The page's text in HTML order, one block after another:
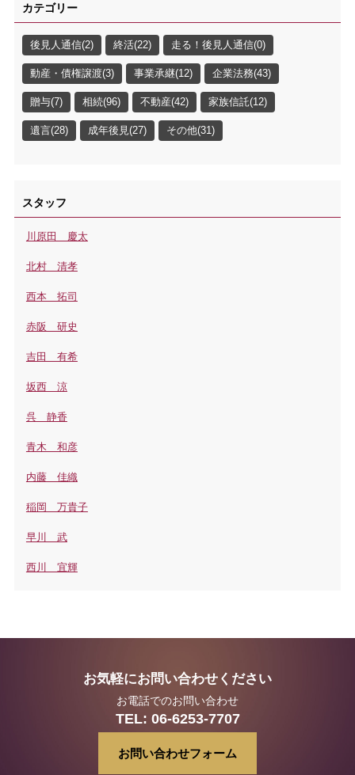
カテゴリー
後見人通信(2) 終活(22) 走る！後見人通信(0)
動産・債権譲渡(3) 事業承継(12) 企業法務(43)
贈与(7) 相続(96) 不動産(42) 家族信託(12)
遺言(28) 成年後見(27) その他(31)
スタッフ
川原田 慶太
北村 清孝
西本 拓司
赤阪 研史
吉田 有希
坂西 涼
呉 静香
青木 和彦
内藤 佳織
稲岡 万貴子
早川 武
西川 宜輝
お気軽にお問い合わせください
お電話でのお問い合わせ
TEL: 06-6253-7707
お問い合わせフォーム